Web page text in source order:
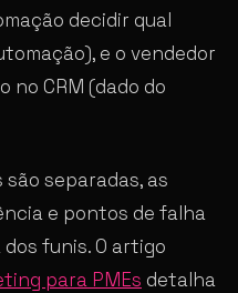
decidir qual
e o vendedor
CRM (dado do
separadas, as
e pontos de falha
funis. O artigo
para PMEs detalha